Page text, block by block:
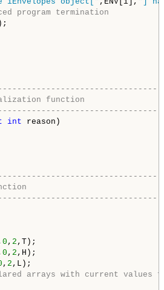
program termination
);
function
int reason)
0 , 2 ,T);
0 , 2 ,H);
, 2
arrays with current values